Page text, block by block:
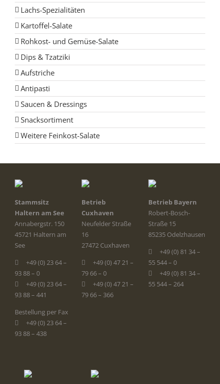
Lachs-Spezialitäten
Kartoffel-Salate
Rohkost- und Gemüse-Salate
Dips & Tzatziki
Aufstriche
Antipasti
Saucen & Dressings
Snacksortiment
Weitere Feinkost-Salate
Stammsitz
Haltern am See
Annabergstr. 150
45721 Haltern am
See
+49 (0) 23 64 –
93 88 – 0
+49 (0) 23 64 –
93 88 – 441
Bestellung per Fax
+49 (0) 23 64 –
93 88 – 438
Betrieb
Cuxhaven
Neufelder Straße
16
27472 Cuxhaven
+49 (0) 47 21 –
79 66 – 0
+49 (0) 47 21 –
79 66 – 366
Betrieb Bayern
Robert-Bosch-
Straße 15
85235 Odelzhausen
+49 (0) 81 34 –
55 544 – 0
+49 (0) 81 34 –
55 544 – 264